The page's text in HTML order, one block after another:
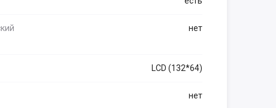
нет
LCD (132*64)
нет